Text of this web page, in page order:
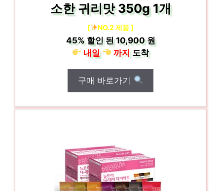
소한 귀리맛 350g 1개
[ NO.2 제품 ]
45%할인 된10,900 원
내일
까지도착
구매 바로가기